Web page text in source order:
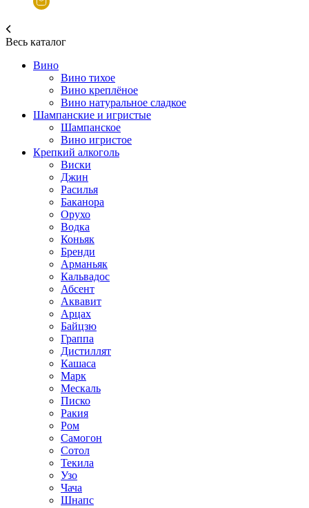
Весь каталог
Вино
Вино тихое
Вино креплёное
Вино натуральное сладкое
Шампанские и игристые
Шампанское
Вино игристое
Крепкий алкоголь
Виски
Джин
Расилья
Баканора
Орухо
Водка
Коньяк
Бренди
Арманьяк
Кальвадос
Абсент
Аквавит
Арцах
Байцзю
Граппа
Дистиллят
Кашаса
Марк
Мескаль
Писко
Ракия
Ром
Самогон
Сотол
Текила
Узо
Чача
Шнапс